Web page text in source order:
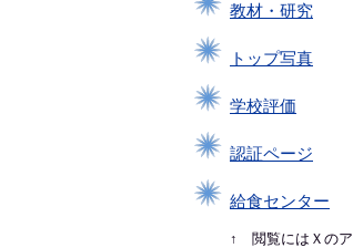
教材・研究
トップ写真
学校評価
認証ページ
給食センター
↑ 閲覧にはＸのア